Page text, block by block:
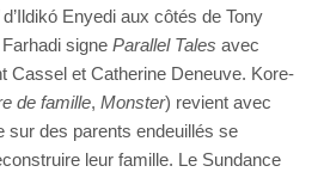
d’Ildikó Enyedi aux côtés de Tony
signe Parallel Tales avec
Cassel et Catherine Deneuve. Kore-
de famille, Monster) revient avec
sur des parents endeuillés se
leur famille. Le Sundance